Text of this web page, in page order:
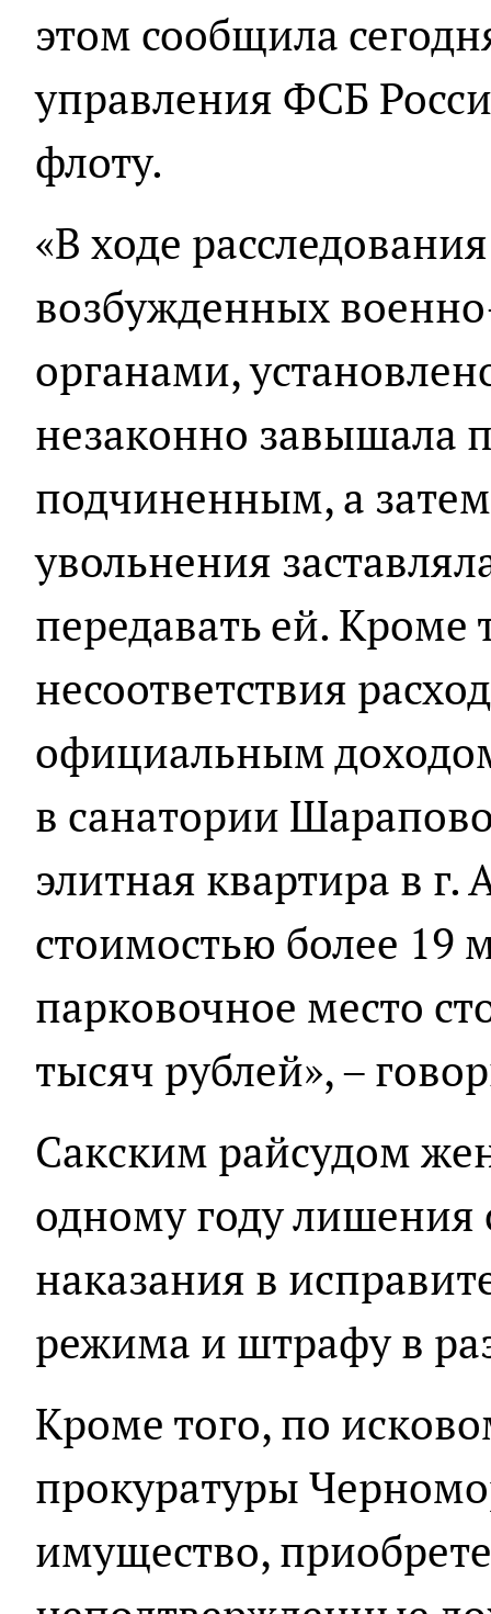
этом сообщила
управления ФСБ
флоту.
«В ходе
возбужденных
органами,
незаконно завышала
подчиненным, а
увольнения
передавать ей.
несоответствия
официальным
в санатории
элитная квартира в
стоимостью более 19
парковочное место
тысяч рублей», –
Сакским райсудом
одному году
наказания в
режима и штрафу в
Кроме того, по
прокуратуры
имущество,